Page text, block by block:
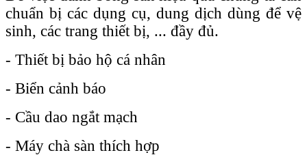
chuẩn bị các dụng cụ, dung dịch dùng để vệ
sinh, các trang thiết bị, ... đầy đủ.
- Thiết bị bảo hộ cá nhân
- Biển cảnh báo
- Cầu dao ngắt mạch
- Máy chà sàn thích hợp